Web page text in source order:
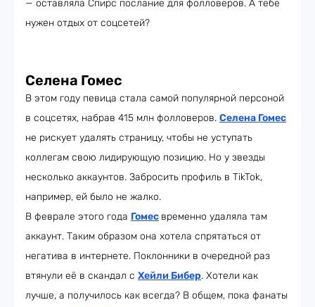
— оставляла Спирс послание для фолловеров. А тебе
нужен отдых от соцсетей?
Селена Гомес
В этом году певица стала самой популярной персоной
в соцсетях, набрав 415 млн фолловеров. Селена Гомес
не рискует удалять страницу, чтобы не уступать
коллегам свою лидирующую позицию. Но у звезды
несколько аккаунтов. Забросить профиль в TikTok,
например, ей было не жалко.
В феврале этого года Гомес временно удаляла там
аккаунт. Таким образом она хотела спрятаться от
негатива в интернете. Поклонники в очередной раз
втянули её в скандал с Хейли Бибер. Хотели как
лучше, а получилось как всегда? В общем, пока фанаты